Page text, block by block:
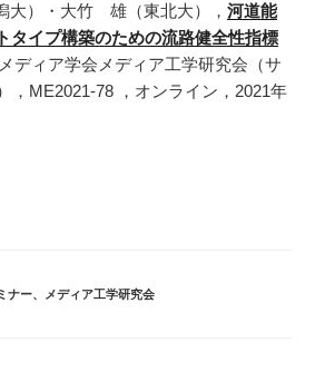
大）・大竹 雄（東北大）， 河道能
タイプ構築のための流路健全性指標
ディア学会メディア工学研究会（サ
，ME2021-78 ，オンライン，2021年
ナー、 メディア工学研究会